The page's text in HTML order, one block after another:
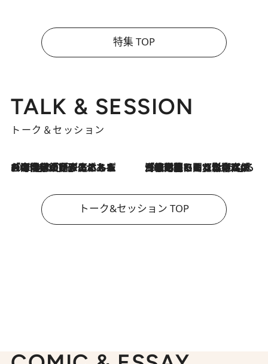
特集 TOP
TALK & SESSION
トーク＆セッション
2026.8.3
「今後値上げがあるとすれば…」「リスクがあるのは今年の冬」エネルギー専門家が語る、ホルムズ海峡封鎖が家庭にもたらす“ある心配” 2026.8.3
「住宅建てられない…」「サーチャージ料の高値が続いている」ホルムズ海峡封鎖による影響はいつまで続く？《エネルギー専門家に聞く“どうなる日本の暮らし”》
トーク&セッション TOP